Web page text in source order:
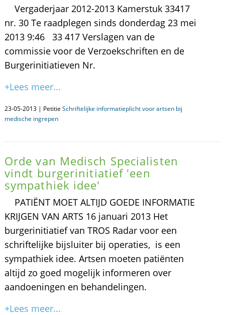
Vergaderjaar 2012-2013 Kamerstuk 33417
nr. 30 Te raadplegen sinds donderdag 23 mei
2013 9:46 33 417 Verslagen van de
commissie voor de Verzoekschriften en de
Burgerinitiatieven Nr.
+Lees meer...
23-05-2013 | Petitie Schriftelijke informatieplicht voor artsen bij
medische ingrepen
Orde van Medisch Specialisten
vindt burgerinitiatief 'een
sympathiek idee'
PATIËNT MOET ALTIJD GOEDE INFORMATIE
KRIJGEN VAN ARTS 16 januari 2013 Het
burgerinitiatief van TROS Radar voor een
schriftelijke bijsluiter bij operaties, is een
sympathiek idee. Artsen moeten patiënten
altijd zo goed mogelijk informeren over
aandoeningen en behandelingen.
+Lees meer...